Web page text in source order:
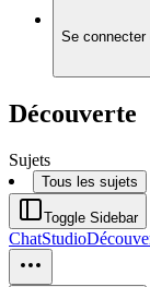
Se connecter
Découverte
Sujets
Tous les sujets
Toggle Sidebar
ChatStudio